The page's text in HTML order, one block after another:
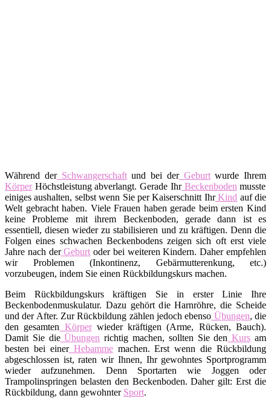
Während derSchwangerschaftund bei derGeburtwurde Ihrem
KörperHöchstleistung abverlangt. Gerade IhrBeckenboden musste
einiges aushalten, selbst wenn Sie per Kaiserschnitt IhrKind auf die
Welt gebracht haben. Viele Frauen haben gerade beim ersten Kind
keine Probleme mit ihrem Beckenboden, gerade dann ist es
essentiell, diesen wieder zu stabilisieren und zu kräftigen. Denn die
Folgen eines schwachen Beckenbodens zeigen sich oft erst viele
Jahre nach derGeburt oder bei weiteren Kindern. Daher empfehlen
wir Problemen (Inkontinenz, Gebärmutterenkung, etc.)
vorzubeugen, indem Sie einen Rückbildungskurs machen.
Beim Rückbildungskurs kräftigen Sie in erster Linie Ihre
Beckenbodenmuskulatur. Dazu gehört die Harnröhre, die Scheide
und der After. Zur Rückbildung zählen jedoch ebenso Übungen, die
den gesamten Körperwieder kräftigen (Arme, Rücken, Bauch).
Damit Sie dieÜbungen richtig machen, sollten Sie den Kurs am
besten bei einerHebammemachen. Erst wenn die Rückbildung
abgeschlossen ist, raten wir Ihnen, Ihr gewohntes Sportprogramm
wieder aufzunehmen. Denn Sportarten wie Joggen oder
Trampolinspringen belasten den Beckenboden. Daher gilt: Erst die
Rückbildung, dann gewohnter Sport.